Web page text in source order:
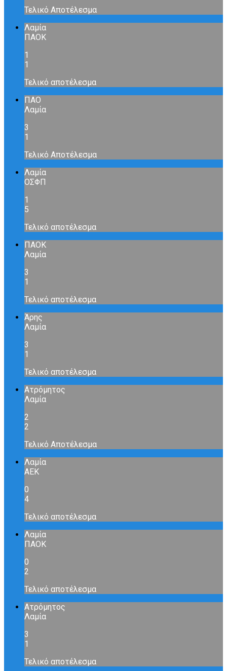
Τελικό Αποτέλεσμα
Λαμία
ΠΑΟΚ
1
1
Τελικό αποτέλεσμα
ΠΑΟ
Λαμία
3
1
Τελικό Αποτέλεσμα
Λαμία
ΟΣΦΠ
1
5
Τελικό αποτέλεσμα
ΠΑΟΚ
Λαμία
3
1
Τελικό αποτέλεσμα
Άρης
Λαμία
3
1
Τελικό αποτέλεσμα
Ατρόμητος
Λαμία
2
2
Τελικό Αποτέλεσμα
Λαμία
ΑΕΚ
0
4
Τελικό αποτέλεσμα
Λαμία
ΠΑΟΚ
0
2
Τελικό αποτέλεσμα
Ατρόμητος
Λαμία
3
1
Τελικό αποτέλεσμα